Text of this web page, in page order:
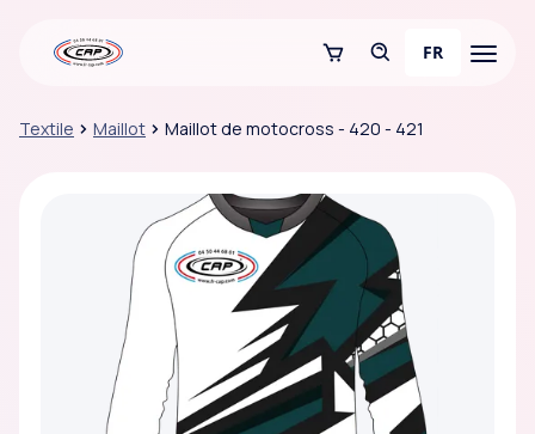
FR
Textile Maillot Maillot de motocross - 420 - 421